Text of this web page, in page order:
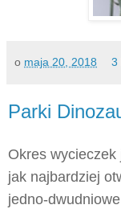
o maja 20, 2018 3
Parki
Okres
jak najbardziej
jedno-